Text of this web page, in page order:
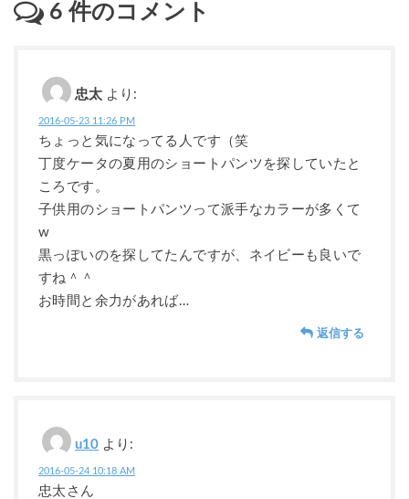
6 件のコメント
忠太 より:
2016-05-23 11:26 PM
ちょっと気になってる人です（笑
丁度ケータの夏用のショートパンツを探していたと
ころです。
子供用のショートパンツって派手なカラーが多くて
w
黒っぽいのを探してたんですが、ネイビーも良いで
すね＾＾
お時間と余力があれば…
返信する
u10 より:
2016-05-24 10:18 AM
忠太さん